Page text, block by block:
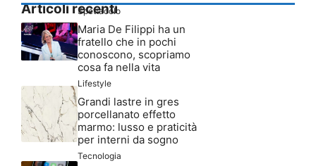
Articoli recenti
Spettacolo
Maria De Filippi ha un
fratello che in pochi
conoscono, scopriamo
cosa fa nella vita
Lifestyle
Grandi lastre in gres
porcellanato effetto
marmo: lusso e praticità
per interni da sogno
Tecnologia